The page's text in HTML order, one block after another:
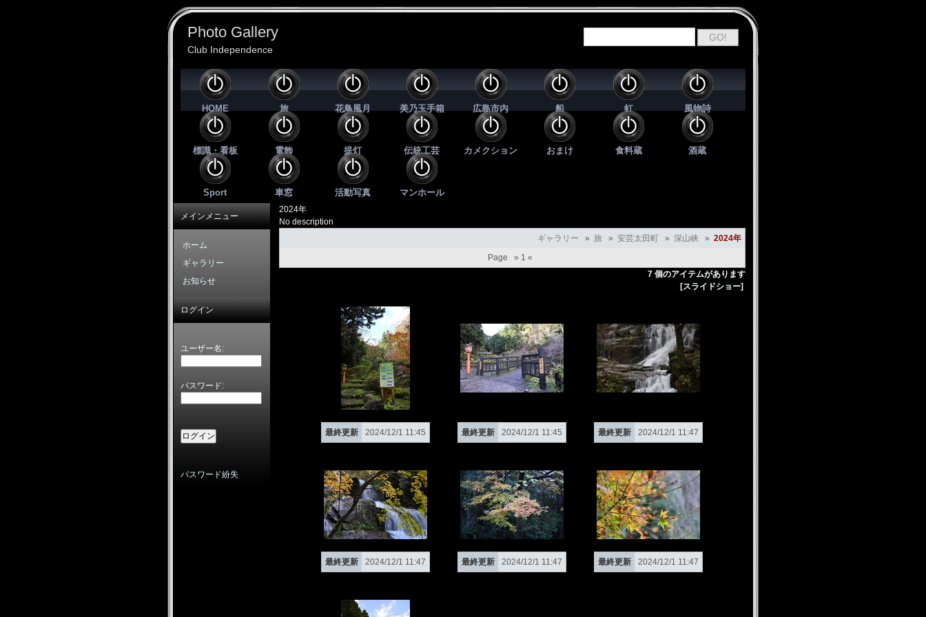
Photo Gallery
Club Independence
HOME 旅 花鳥風月 美乃玉手箱 広島市内 船 虹 風物詩
標識・看板 電飾 提灯 伝統工芸 カメクション おまけ 食料蔵 酒蔵
Sport 車窓 活動写真 マンホール
2024年
No description
ギャラリー » 旅 » 安芸太田町 » 深山峡 » 2024年
Page » 1 «
7 個のアイテムがあります
[スライドショー]
最終更新 2024/12/1 11:45 最終更新 2024/12/1 11:45 最終更新 2024/12/1 11:47
最終更新 2024/12/1 11:47 最終更新 2024/12/1 11:47 最終更新 2024/12/1 11:47
メインメニュー
ホーム
ギャラリー
お知らせ
ログイン
ユーザー名:
パスワード:
パスワード紛失